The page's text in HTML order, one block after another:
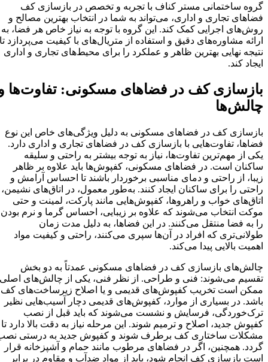
گروه ساختمانی مستر کناف با تجربه و تخصص در بازسازی کف
فضاهای تجاری و اداری، می‌تواند به شما در انتخاب بهترین مصالح و
روش‌های اجرایی کمک کند. این گروه با توجه به نیاز خاص هر فضا، به
ارائه مشاوره‌های دقیق و استفاده از متریال‌های با کیفیت می‌پردازد تا
نتیجه نهایی بهترین ظاهر و عملکرد را برای محیط‌های تجاری و اداری
ایجاد کند.
بازسازی کف در فضاهای مسکونی: تفاوت‌ها و
چالش‌ها
بازسازی کف در فضاهای مسکونی به دلیل ویژگی‌های خاص این نوع
فضاها، تفاوت‌هایی با بازسازی کف در فضاهای تجاری و اداری دارد.
یکی از مهم‌ترین تفاوت‌ها، نیاز به توجه بیشتر به راحتی و سلیقه
ساکنان است. در فضاهای مسکونی، کفپوش‌ها باید علاوه بر ظاهر
زیبا، از راحتی و دمای مناسبی برخوردار باشند تا احساس آرامش و
راحتی را برای ساکنان ایجاد کنند. به‌طور معمول، در اتاق‌های نشیمن،
اتاق‌های خواب و راهروها، کفپوش‌هایی مانند پارکت، لمینت و حتی
موکت انتخاب می‌شوند که علاوه بر زیبایی، احساس گرما و نرم بودن
را به فضا منتقل می‌کنند. در این فضاها، به دلیل مدت زمان
طولانی‌تری که افراد در آن‌ها سپری می‌کنند، راحتی و کیفیت مواد
اهمیت بالایی پیدا می‌کند.
چالش‌های بازسازی کف در فضاهای مسکونی عمدتاً به دو بخش
تقسیم می‌شوند: فنی و طراحی. از نظر فنی، یکی از چالش‌های اصلی
ممکن است تخریب کفپوش‌های قدیمی و یا اصلاح زیرساخت‌های کف
باشد. در بسیاری از موارد، کفپوش‌های قدیمی دچار آسیب‌هایی نظیر
ترک‌خوردگی، فرسایش و نشست می‌شوند که باید قبل از نصب
کفپوش جدید، اصلاح و ترمیم شوند. این مرحله نیاز به دقت بالا دارد تا
مشکلات ساختاری کف برطرف شوند و کفپوش جدید به درستی نصب
گردد. همچنین، اگر در فضاهای مرطوب مانند حمام و آشپزخانه قرار
است بازسازی کف انجام شود، باید از مواد ضدآب و مقاوم در برابر